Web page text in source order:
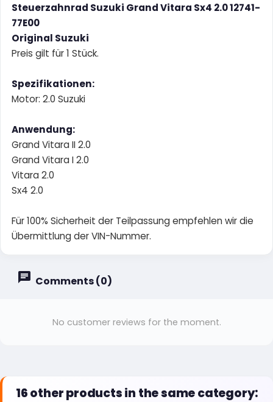
Steuerzahnrad Suzuki Grand Vitara Sx4 2.0 12741-
77E00
Original Suzuki
Preis gilt für 1 Stück.
Spezifikationen:
Motor: 2.0 Suzuki
Anwendung:
Grand Vitara II 2.0
Grand Vitara I 2.0
Vitara 2.0
Sx4 2.0
Für 100% Sicherheit der Teilpassung empfehlen wir die
Übermittlung der VIN-Nummer.
Comments (0)
No customer reviews for the moment.
16 other products in the same category: